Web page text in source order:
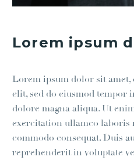
Lorem ipsum
Lorem ipsum dolor sit
elit, sed do eiusmod tempor
dolore magna aliqua. Ut
exercitation ullamco laboris
commodo consequat. Duis
reprehenderit in voluptate